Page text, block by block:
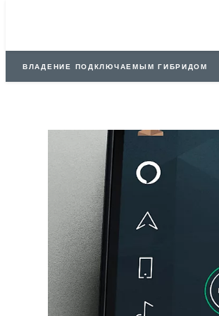
ВЛАДЕНИЕ ПОДКЛЮЧАЕМЫМ ГИБРИДОМ